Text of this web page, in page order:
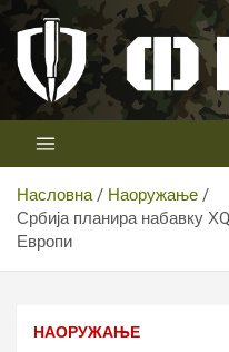
Скип
цонтент
Телевизија
Први војни канал у Србији
Насловна
Наоружање
Србија планира набавку
Европи
НАОРУЖАЊЕ